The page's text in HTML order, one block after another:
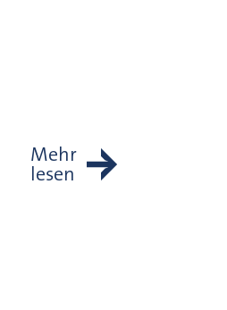
Mehr
lesen